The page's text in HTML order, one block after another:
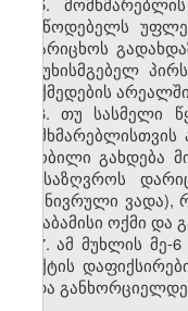
მიმწოდებელს
დაარიცხოს
პასუხისმგებელ
მოქმედების
6. თუ სასმელი
ცნობილი გახდება
განსაზღვროს
(გონივრული ვადა),
შესაბამისი ოქმი
7. ამ მუხლის მე-
ფაქტის
უნდა